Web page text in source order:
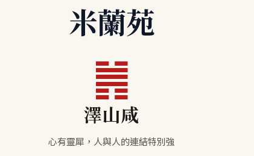
米蘭苑
䷞
澤山咸
心有靈犀，人與人的連結特別強